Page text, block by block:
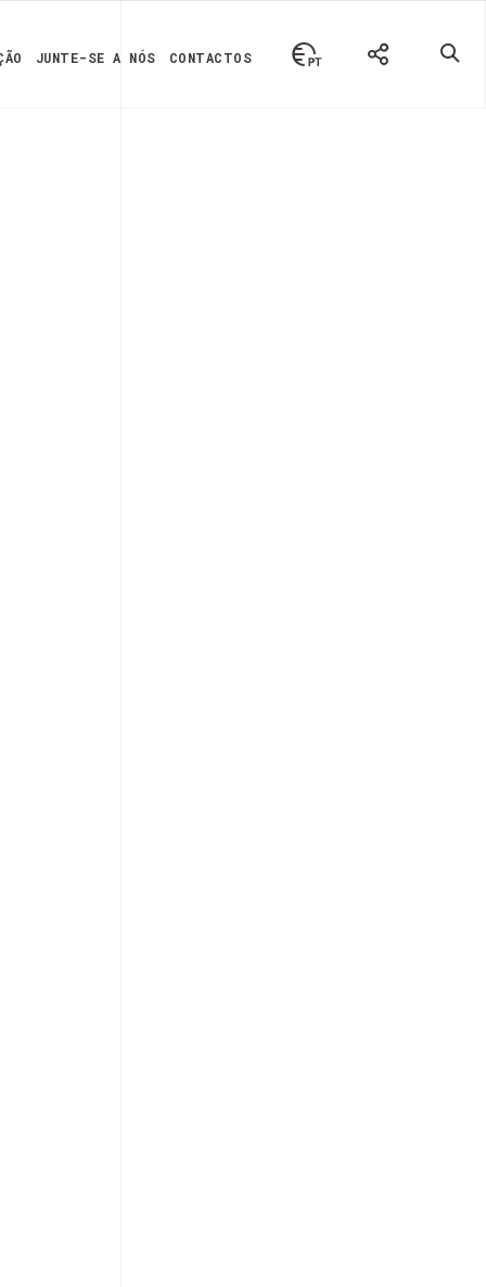
JUNTE-SE A NÓS CONTACTOS